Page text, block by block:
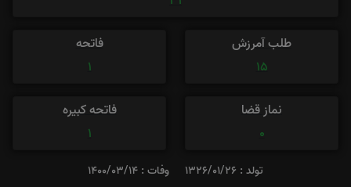
طلب آمرزش
15
فاتحه
1
نماز قضا
0
فاتحه کبیره
1
تولد : 1326/01/26 وفات : 1400/03/14